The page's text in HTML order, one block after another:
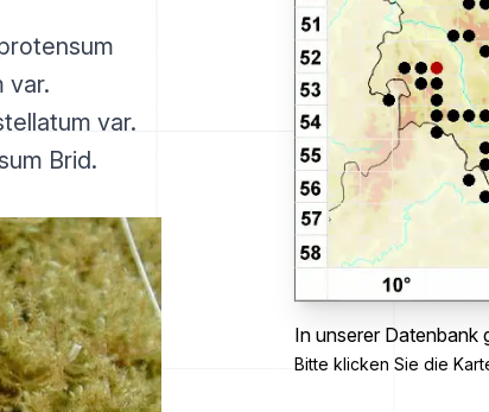
var.
var.
Brid.
In unserer Datenbank
Bitte klicken Sie die